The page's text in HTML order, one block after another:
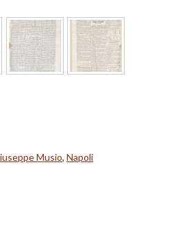
Musio, Napoli